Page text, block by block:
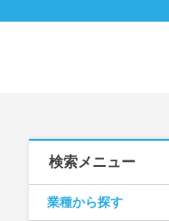
検索メニュー
業種から探す